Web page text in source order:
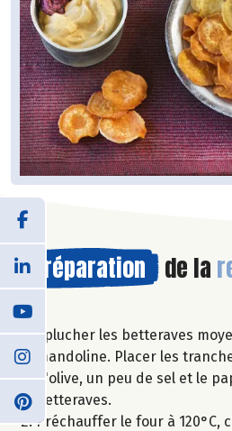
Préparation de la
Éplucher les betteraves
mandoline. Placer les
d'olive, un peu de sel et le
betteraves.
Préchauffer le four à 120°C,